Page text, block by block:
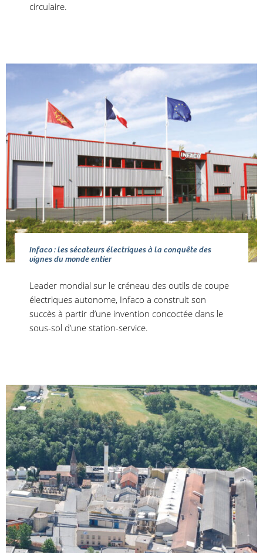
circulaire.
Infaco : les sécateurs électriques à la conquête des
vignes du monde entier
Leader mondial sur le créneau des outils de coupe
électriques autonome, Infaco a construit son
succès à partir d’une invention concoctée dans le
sous-sol d’une station-service.